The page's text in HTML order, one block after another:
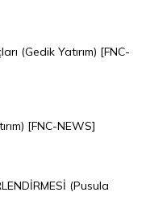
(Gedik Yatırım) [FNC-
[FNC-NEWS]
(Pusula